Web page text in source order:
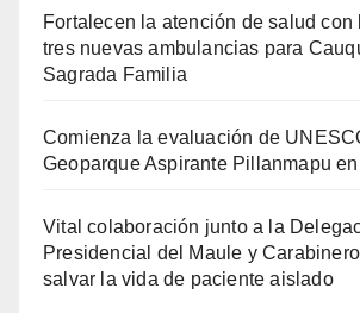
Fortalecen la atención de salud con
tres nuevas ambulancias para
Sagrada Familia
Comienza la evaluación de
Geoparque Aspirante Pillanmapu
Vital colaboración junto a la
Presidencial del Maule y
salvar la vida de paciente aislado